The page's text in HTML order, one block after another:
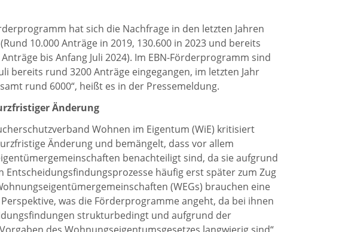
hat sich die Nachfrage in den letzten Jahren
10.000 Anträge in 2019, 130.600 in 2023 und bereits
bis Anfang Juli 2024). Im EBN-Förderprogramm sind
bereits rund 3200 Anträge eingegangen, im letzten Jahr
rund 6000“, heißt es in der Pressemeldung.
Änderung
Wohnen im Eigentum (WiE) kritisiert
Änderung und bemängelt, dass vor allem
benachteiligt sind, da sie aufgrund
Entscheidungsfindungsprozesse häufig erst später zum Zug
(WEGs) brauchen eine
was die Förderprogramme angeht, da bei ihnen
strukturbedingt und aufgrund der